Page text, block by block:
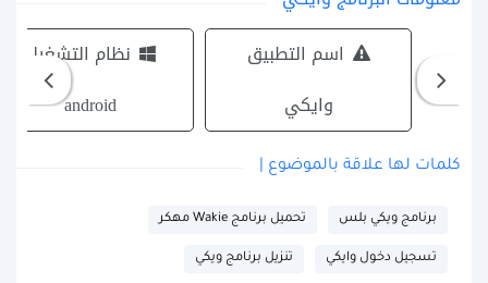
اسم التطبيق
وايكي
نظام التشغيل
android
كلمات لها علاقة بالموضوع |
برنامج ويكي بلس تحميل برنامج Wakie مهكر
تسجيل دخول وايكي تنزيل برنامج ويكي